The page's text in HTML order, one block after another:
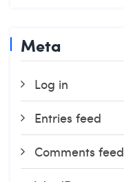
Meta
Log in
Entries feed
Comments feed